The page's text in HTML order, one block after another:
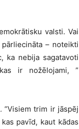
valsti. Vai
– noteikti
ka nebija sagatavoti
ir nožēlojami, ”
“Visiem trim ir jāspēj
pavīd, kaut kādas